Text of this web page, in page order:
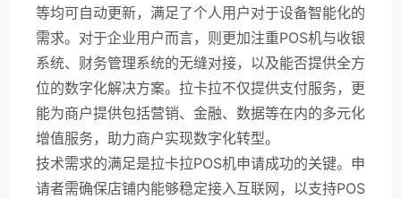
等均可自动更新，满足了个人用户对于设备智能化的
需求。对于企业用户而言，则更加注重POS机与收银
系统、财务管理系统的无缝对接，以及能否提供全方
位的数字化解决方案。拉卡拉不仅提供支付服务，更
能为商户提供包括营销、金融、数据等在内的多元化
增值服务，助力商户实现数字化转型。
技术需求的满足是拉卡拉POS机申请成功的关键。申
请者需确保店铺内能够稳定接入互联网，以支持POS